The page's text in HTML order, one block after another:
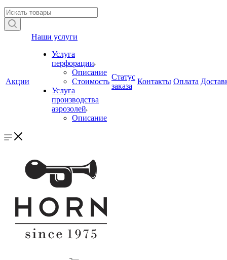
Акции
Наши услуги
Услуга
перфорации
Описание
Стоимость
Услуга
производства
аэрозолей
Описание
Статус
заказа
Контакты Оплата